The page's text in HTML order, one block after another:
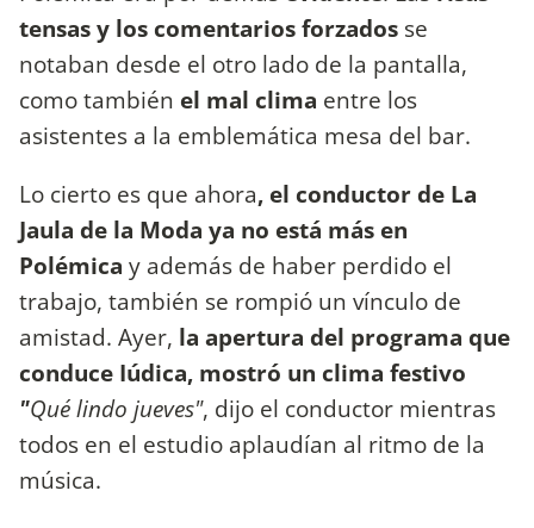
tensas y los comentarios forzados se
notaban desde el otro lado de la pantalla,
como también el mal clima entre los
asistentes a la emblemática mesa del bar.
Lo cierto es que ahora, el conductor de La
Jaula de la Moda ya no está más en
Polémica y además de haber perdido el
trabajo, también se rompió un vínculo de
amistad. Ayer, la apertura del programa que
conduce Iúdica, mostró un clima festivo
"Qué lindo jueves", dijo el conductor mientras
todos en el estudio aplaudían al ritmo de la
música.